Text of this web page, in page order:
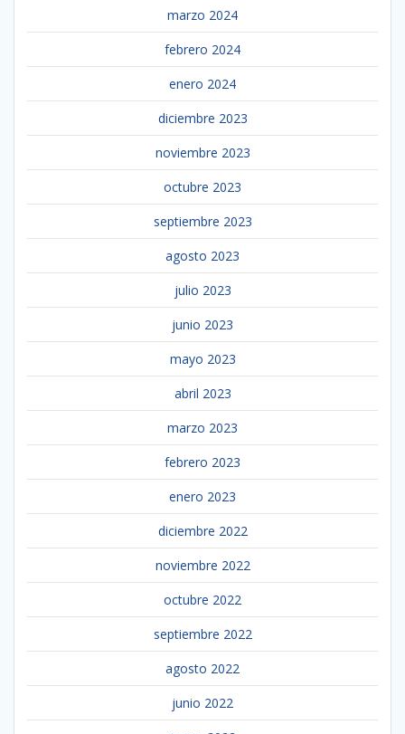
marzo 2024
febrero 2024
enero 2024
diciembre 2023
noviembre 2023
octubre 2023
septiembre 2023
agosto 2023
julio 2023
junio 2023
mayo 2023
abril 2023
marzo 2023
febrero 2023
enero 2023
diciembre 2022
noviembre 2022
octubre 2022
septiembre 2022
agosto 2022
junio 2022